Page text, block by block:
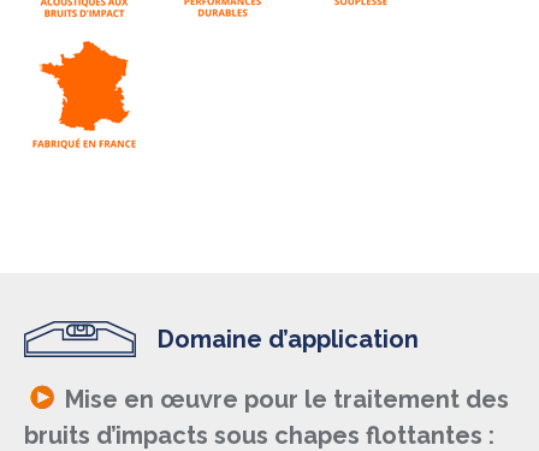
Domaine d’application
Mise en œuvre pour le traitement des
bruits d’impacts sous chapes flottantes :